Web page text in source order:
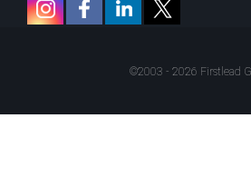
©2003 - 2026 Firstlead